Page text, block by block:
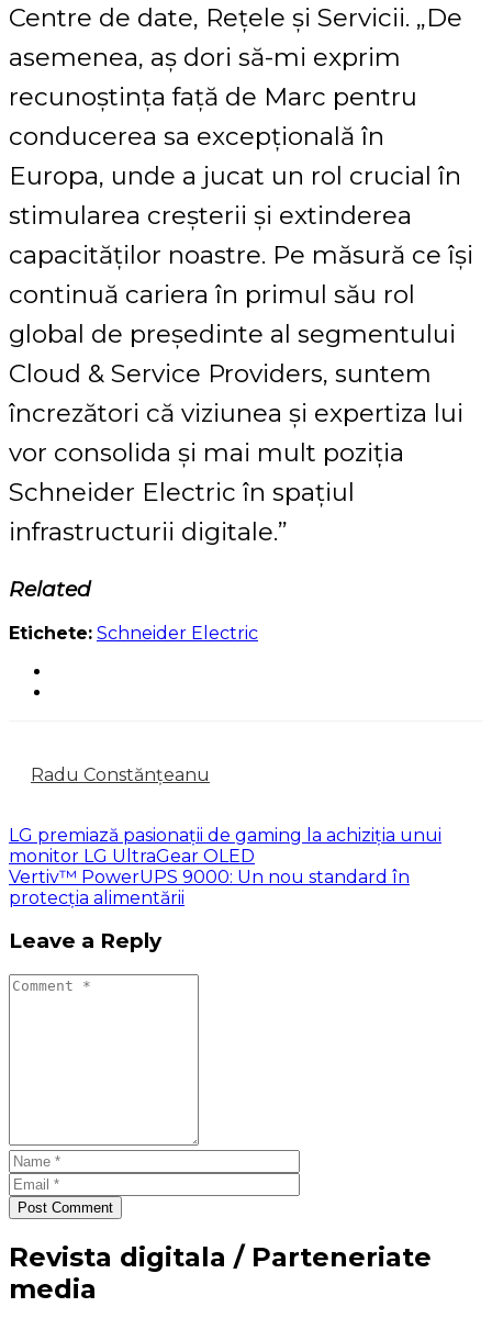
Centre de date, Rețele și Servicii. „De
asemenea, aș dori să-mi exprim
recunoștința față de Marc pentru
conducerea sa excepțională în
Europa, unde a jucat un rol crucial în
stimularea creșterii și extinderea
capacităților noastre. Pe măsură ce își
continuă cariera în primul său rol
global de președinte al segmentului
Cloud & Service Providers, suntem
încrezători că viziunea și expertiza lui
vor consolida și mai mult poziția
Schneider Electric în spațiul
infrastructurii digitale.”
Related
Etichete: Schneider Electric
Radu Constănțeanu
LG premiază pasionații de gaming la achiziția unui
monitor LG UltraGear OLED
Vertiv™ PowerUPS 9000: Un nou standard în
protecția alimentării
Leave a Reply
Post Comment
Revista digitala / Parteneriate
media